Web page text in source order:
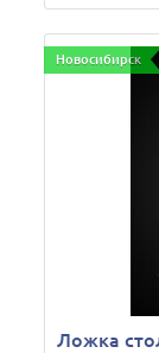
Новосибирск
Ложка